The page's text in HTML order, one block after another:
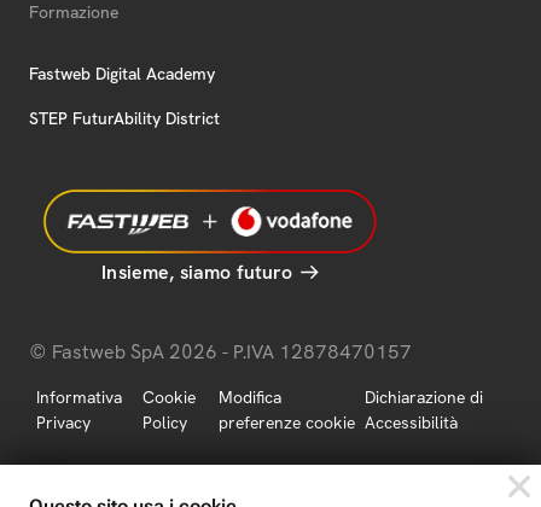
Formazione
Fastweb Digital Academy
STEP FuturAbility District
Insieme, siamo futuro
© Fastweb SpA 2026 - P.IVA 12878470157
Informativa
Privacy
Cookie
Policy
Modifica
preferenze cookie
Dichiarazione di
Accessibilità